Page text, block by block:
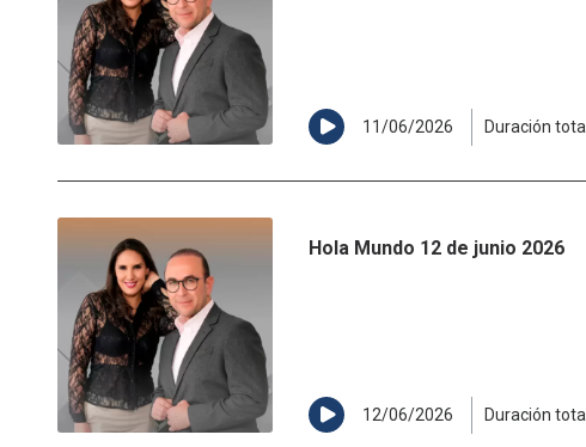
11/06/2026 Duración total
Hola Mundo 12 de junio 2026
12/06/2026 Duración total